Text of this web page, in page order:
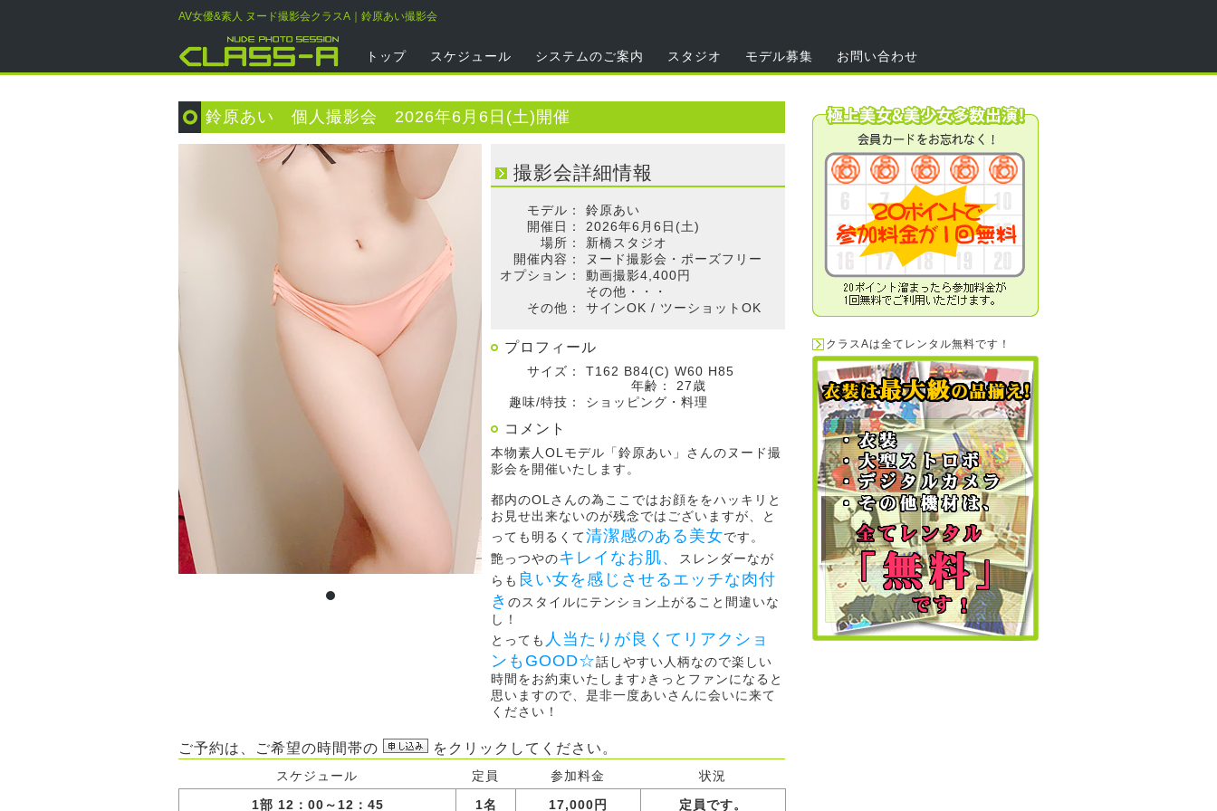
AV女優&素人 ヌード撮影会クラスA｜鈴原あい撮影会
トップ スケジュール システムのご案内 スタジオ モデル募集 お問い合わせ
鈴原あい 個人撮影会 2026年6月6日(土)開催
撮影会詳細情報
モデル：
鈴原あい
開催日：
2026年6月6日(土)
場所：
新橋スタジオ
開催内容：
ヌード撮影会・ポーズフリー
オプション：
動画撮影4,400円
その他・・・
その他：
サインOK / ツーショットOK
プロフィール
サイズ：
T162 B84(C) W60 H85
年齢：
27歳
趣味/特技：
ショッピング・料理
コメント
本物素人OLモデル「鈴原あい」さんのヌード撮
影会を開催いたします。
都内のOLさんの為ここではお顔ををハッキリと
お見せ出来ないのが残念ではございますが、と
っても明るくて清潔感のある美女です。
艶っつやのキレイなお肌、
スレンダーなが
らも 良い女を感じさせるエッチな肉付
き のスタイルにテンション上がること間違いな
し！
とっても 人当たりが良くてリアクショ
ンもGOOD☆話しやすい人柄なので楽しい
時間をお約束いたします♪きっとファンになると
思いますので、是非一度あいさんに会いに来て
ください！
ご予約は、ご希望の時間帯の をクリックしてください。
スケジュール 定員 参加料金
状況
1部 12：00～12：45
1名 17,000円 定員です。
クラスAは全てレンタル無料です！